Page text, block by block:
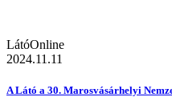
LátóOnline
2024.11.11
A Látó a 30. Marosvásárhelyi